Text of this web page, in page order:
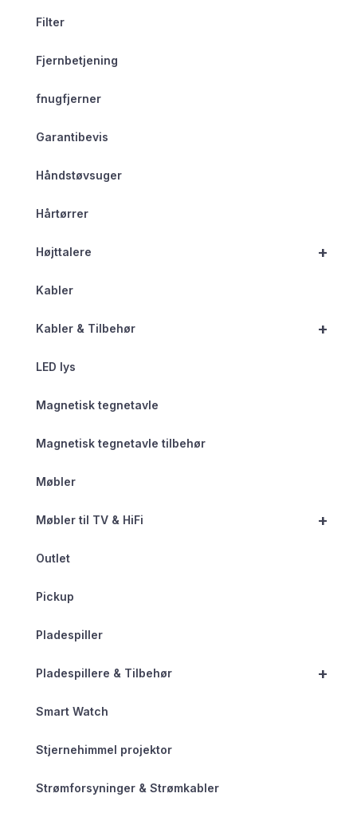
Filter
Fjernbetjening
fnugfjerner
Garantibevis
Håndstøvsuger
Hårtørrer
+
Højttalere
Kabler
+
Kabler & Tilbehør
LED lys
Magnetisk tegnetavle
Magnetisk tegnetavle tilbehør
Møbler
+
Møbler til TV & HiFi
Outlet
Pickup
Pladespiller
+
Pladespillere & Tilbehør
Smart Watch
Stjernehimmel projektor
Strømforsyninger & Strømkabler